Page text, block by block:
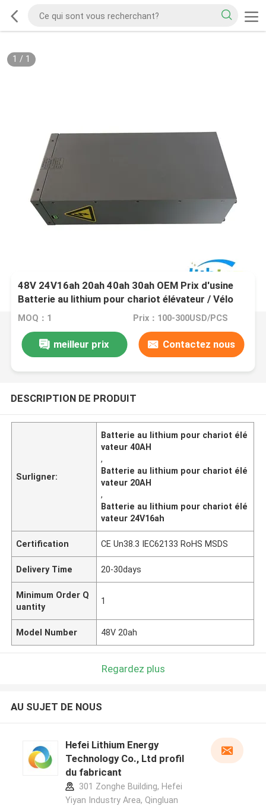
1 / 1
48V 24V16ah 20ah 40ah 30ah OEM Prix d'usine
Batterie au lithium pour chariot élévateur / Vélo
électrique / Golf
MOQ：1 Prix：100-300USD/PCS
meilleur prix Contactez nous
DESCRIPTION DE PRODUIT
Surligner:
Batterie au lithium pour chariot élé
vateur 40AH
,
Batterie au lithium pour chariot élé
vateur 20AH
,
Batterie au lithium pour chariot élé
vateur 24V16ah
Certification CE Un38.3 IEC62133 RoHS MSDS
Delivery Time 20-30days
Minimum Order Q
uantity
1
Model Number 48V 20ah
Regardez plus
AU SUJET DE NOUS
Hefei Lithium Energy
Technology Co., Ltd profil
du fabricant
301 Zonghe Building, Hefei
Yiyan Industry Area, Qingluan